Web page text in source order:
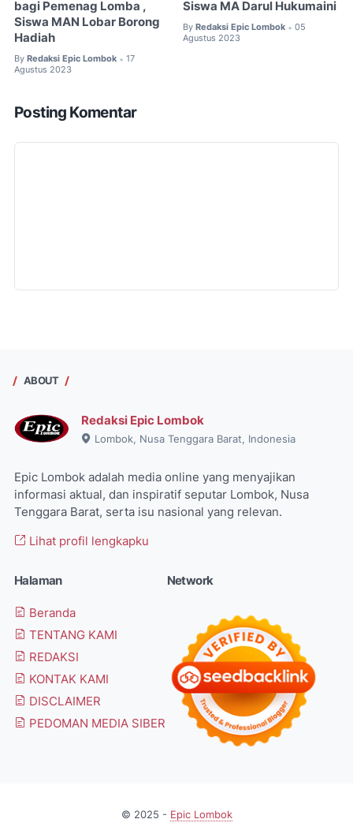
bagi Pemenag Lomba ,
Siswa MAN Lobar Borong
Hadiah
By Redaksi Epic Lombok • 17
Agustus 2023
Siswa MA Darul Hukumaini
By Redaksi Epic Lombok • 05
Agustus 2023
Posting Komentar
ABOUT
Redaksi Epic Lombok
Lombok, Nusa Tenggara Barat, Indonesia
Epic Lombok adalah media online yang menyajikan
informasi aktual, dan inspiratif seputar Lombok, Nusa
Tenggara Barat, serta isu nasional yang relevan.
Lihat profil lengkapku
Halaman
Beranda
TENTANG KAMI
REDAKSI
KONTAK KAMI
DISCLAIMER
PEDOMAN MEDIA SIBER
Network
© 2025 - Epic Lombok